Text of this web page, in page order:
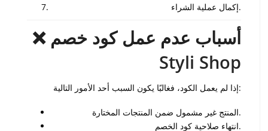
إكمال عملية الشراء.
❌ أسباب عدم عمل كود خصم
Styli Shop
إذا لم يعمل الكود، فغالبًا يكون السبب أحد الأمور التالية:
المنتج غير مشمول ضمن المنتجات المختارة.
انتهاء صلاحية كود الخصم.